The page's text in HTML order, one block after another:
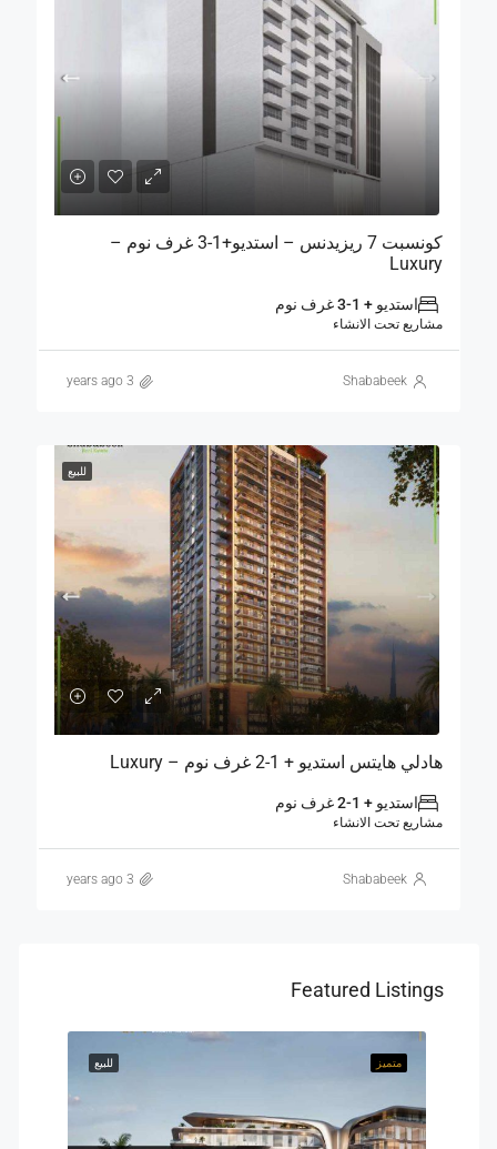
كونسبت 7 ريزيدنس – استديو+1-3 غرف نوم –
Luxury
استديو + 1-3 غرف نوم
مشاريع تحت الانشاء
Shababeek
3 years ago
للبيع
هادلي هايتس استديو + 1-2 غرف نوم – Luxury
استديو + 1-2 غرف نوم
مشاريع تحت الانشاء
Shababeek
3 years ago
Featured Listings
للبيع متميز